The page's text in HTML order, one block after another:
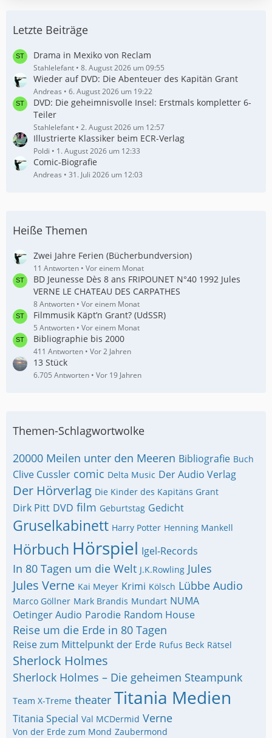
r
g
e
e
e
i
t
r
ä
g
e
Letzte Beiträge
Drama in Mexiko von Reclam
Stahlelefant 8. August 2026 um 09:55
Wieder auf DVD: Die Abenteuer des Kapitän Grant
Andreas 6. August 2026 um 19:22
DVD: Die geheimnisvolle Insel: Erstmals kompletter 6-
Teiler
Stahlelefant 2. August 2026 um 12:57
Illustrierte Klassiker beim ECR-Verlag
Poldi 1. August 2026 um 12:33
Comic-Biografie
Andreas 31. Juli 2026 um 12:03
Heiße Themen
Zwei Jahre Ferien (Bücherbundversion)
11 Antworten Vor einem Monat
BD Jeunesse Dès 8 ans FRIPOUNET N°40 1992 Jules
VERNE LE CHATEAU DES CARPATHES
8 Antworten Vor einem Monat
Filmmusik Käpt’n Grant? (UdSSR)
5 Antworten Vor einem Monat
Bibliographie bis 2000
411 Antworten Vor 2 Jahren
13 Stück
6.705 Antworten Vor 19 Jahren
Themen-Schlagwortwolke
20000 Meilen unter den Meeren Bibliografie Buch
Clive Cussler comic Delta Music Der Audio Verlag
Der Hörverlag Die Kinder des Kapitäns Grant
Dirk Pitt DVD film Geburtstag Gedicht
Gruselkabinett Harry Potter Henning Mankell
Hörbuch Hörspiel Igel-Records
In 80 Tagen um die Welt J.K.Rowling Jules
Jules Verne Kai Meyer Krimi Kölsch Lübbe Audio
Marco Göllner Mark Brandis Mundart NUMA
Oetinger Audio Parodie Random House
Reise um die Erde in 80 Tagen
Reise zum Mittelpunkt der Erde Rufus Beck Rätsel
Sherlock Holmes
Sherlock Holmes – Die geheimen Steampunk
Team X-Treme theater Titania Medien
Titania Special Val MCDermid Verne
Von der Erde zum Mond Zaubermond